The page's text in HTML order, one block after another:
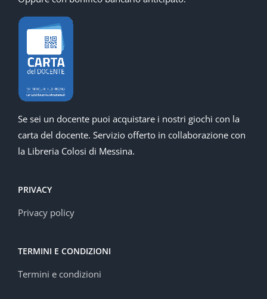
Se sei un docente puoi acquistare i nostri giochi con la
carta del docente. Servizio offerto in collaborazione con
la Libreria Colosi di Messina.
PRIVACY
Privacy policy
TERMINI E CONDIZIONI
Termini e condizioni